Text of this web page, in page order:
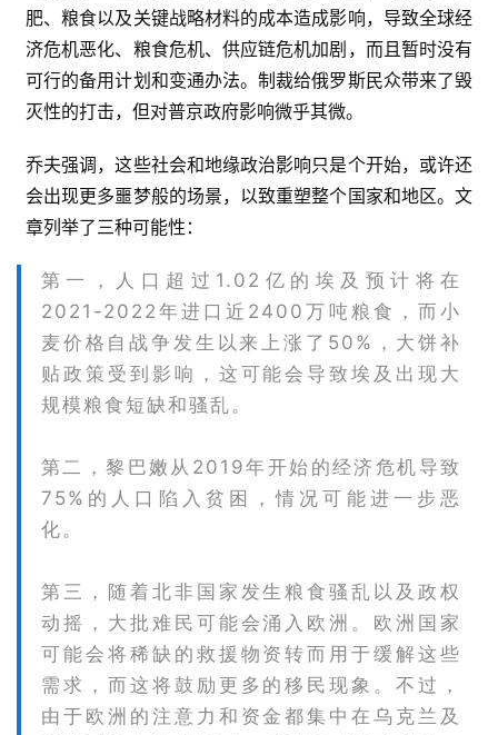
肥、粮食以及关键战略材料的成本造成影响，导致全球经
济危机恶化、粮食危机、供应链危机加剧，而且暂时没有
可行的备用计划和变通办法。制裁给俄罗斯民众带来了毁
灭性的打击，但对普京政府影响微乎其微。
乔夫强调，这些社会和地缘政治影响只是个开始，或许还
会出现更多噩梦般的场景，以致重塑整个国家和地区。文
章列举了三种可能性：
第一，人口超过1.02亿的埃及预计将在
2021-2022年进口近2400万吨粮食，而小
麦价格自战争发生以来上涨了50%，大饼补
贴政策受到影响，这可能会导致埃及出现大
规模粮食短缺和骚乱。
第二，黎巴嫩从2019年开始的经济危机导致
75%的人口陷入贫困，情况可能进一步恶
化。
第三，随着北非国家发生粮食骚乱以及政权
动摇，大批难民可能会涌入欧洲。欧洲国家
可能会将稀缺的救援物资转而用于缓解这些
需求，而这将鼓励更多的移民现象。不过，
由于欧洲的注意力和资金都集中在乌克兰及